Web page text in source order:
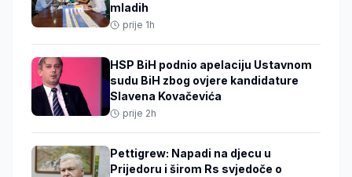
mladih
prije 1h
HSP BiH podnio apelaciju Ustavnom
sudu BiH zbog ovjere kandidature
Slavena Kovačevića
prije 2h
Pettigrew: Napadi na djecu u
Prijedoru i širom Rs svjedoče o